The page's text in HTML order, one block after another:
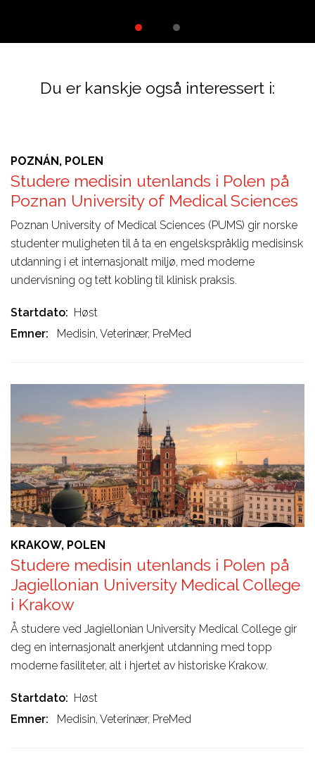
Du er kanskje også interessert i:
POZNÁN, POLEN
Studere medisin utenlands i Polen på
Poznan University of Medical Sciences
Poznan University of Medical Sciences (PUMS) gir norske
studenter muligheten til å ta en engelskspråklig medisinsk
utdanning i et internasjonalt miljø, med moderne
undervisning og tett kobling til klinisk praksis.
Startdato
Høst
Emner
Medisin, Veterinær, PreMed
KRAKOW, POLEN
Studere medisin utenlands i Polen på
Jagiellonian University Medical College
i Krakow
Å studere ved Jagiellonian University Medical College gir
deg en internasjonalt anerkjent utdanning med topp
moderne fasiliteter, alt i hjertet av historiske Krakow.
Startdato
Høst
Emner
Medisin, Veterinær, PreMed